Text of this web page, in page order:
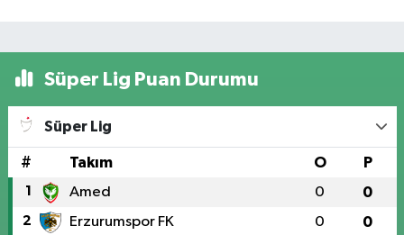
Süper Lig Puan Durumu
Süper Lig
# Takım O P
1 Amed 0 0
2 Erzurumspor FK 0 0